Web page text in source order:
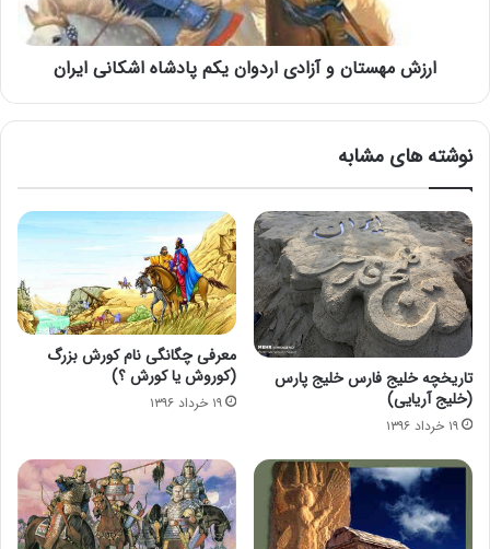
ارزش مهستان و آزادی اردوان یکم پادشاه اشکانی ایران
نوشته های مشابه
تاریخچه خلیج فارس خلیج پارس
(خلیج آریایی)
۱۹ خرداد ۱۳۹۶
معرفی چگانگی نام کورش بزرگ
(کوروش یا کورش ؟)
۱۹ خرداد ۱۳۹۶